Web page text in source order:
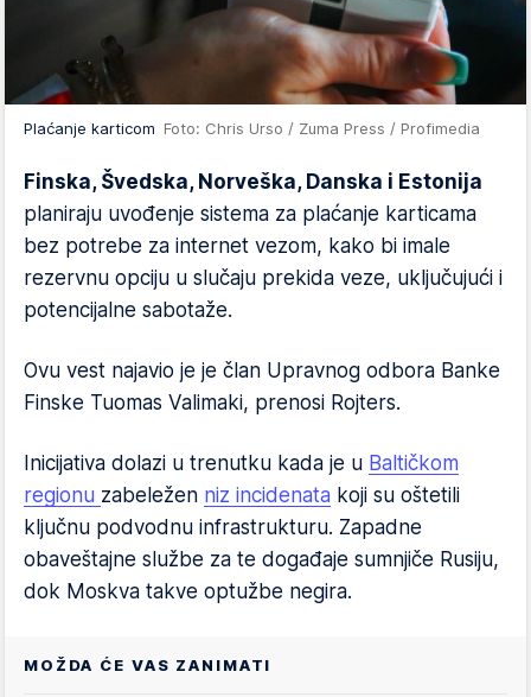
Plaćanje karticom Foto: Chris Urso / Zuma Press / Profimedia
Finska, Švedska, Norveška, Danska i Estonija
planiraju uvođenje sistema za plaćanje karticama
bez potrebe za internet vezom, kako bi imale
rezervnu opciju u slučaju prekida veze, uključujući i
potencijalne sabotaže.
Ovu vest najavio je je član Upravnog odbora Banke
Finske Tuomas Valimaki, prenosi Rojters.
Inicijativa dolazi u trenutku kada je u Baltičkom
regionu zabeležen niz incidenata koji su oštetili
ključnu podvodnu infrastrukturu. Zapadne
obaveštajne službe za te događaje sumnjiče Rusiju,
dok Moskva takve optužbe negira.
MOŽDA ĆE VAS ZANIMATI